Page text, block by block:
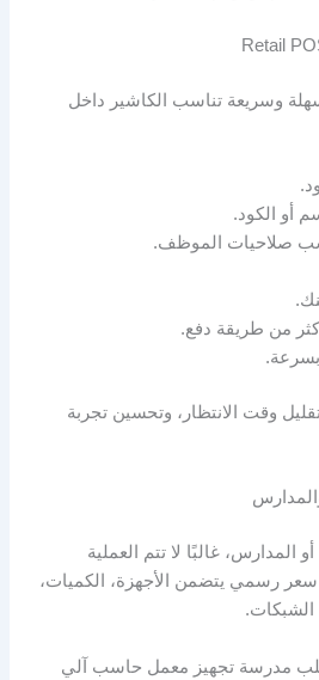
وسريعة تناسب الكاشير داخل
أو الكود.
صلاحيات الموظف.
من طريقة دفع.
بسرعة.
وقت الانتظار، وتحسين تجربة
المدارس، غالبًا لا تتم العملية
سعر رسمي يتضمن الأجهزة، الكميات،
الشبكات.
مدرسة تجهيز معمل حاسب آلي